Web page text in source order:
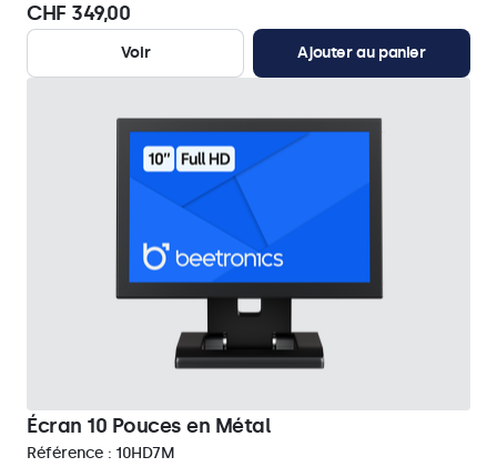
CHF 349,00
Voir Ajouter au panier
Écran 10 Pouces en Métal
Référence : 10HD7M